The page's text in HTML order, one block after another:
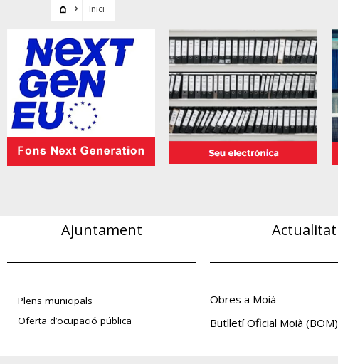
Inici
Ajuntament
Plens municipals
Oferta d’ocupació pública
Actualitat
Obres a Moià
Butlletí Oficial Moià (BOM)